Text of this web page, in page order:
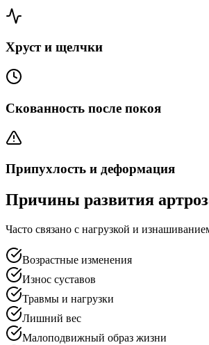
Хруст и щелчки
Скованность после покоя
Припухлость и деформация
Причины развития
Часто связано с нагрузкой и
Возрастные изменения
Износ суставов
Травмы и нагрузки
Лишний вес
Малоподвижный образ жизни